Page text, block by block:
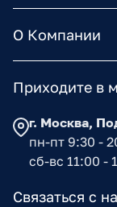
О Компании
Приходите в
г. Москва,
пн-пт 9:30 -
сб-вс 11:00 -
Связаться с